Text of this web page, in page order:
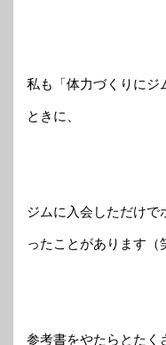
私も「体力づくりにジ
ときに、
ジムに入会しただけで
ったことがあります（
参考書をやたらとたく